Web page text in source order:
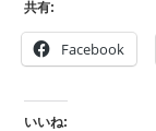
共有:
Facebook
いいね: